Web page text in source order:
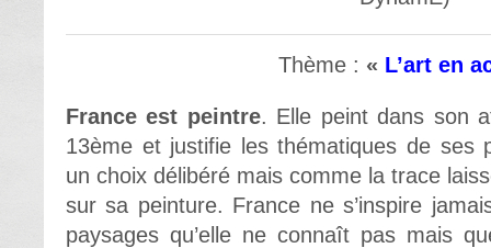
Thème : « L’art en
France est peintre. Elle peint dans son
13ème et justifie les thématiques de ses
un choix délibéré mais comme la trace
sur sa peinture. France ne s’inspire
paysages qu’elle ne connaît pas mais